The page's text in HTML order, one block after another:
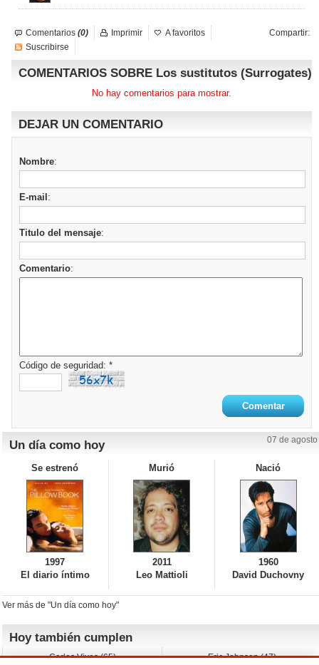
Comentarios (0) Compartir:
Imprimir
A favoritos
Suscribirse
COMENTARIOS SOBRE Los sustitutos (Surrogates)
No hay comentarios para mostrar.
DEJAR UN COMENTARIO
Nombre:
E-mail :
Titulo del mensaje:
Comentario:
Código de seguridad: *
Un día como hoy 07 de agosto
Se estrenó
1997
El diario íntimo
Murió
2011
Leo Mattioli
Nació
1960
David Duchovny
Ver más de "Un día como hoy"
Hoy también cumplen
Carlos Vives (65) Eric Johnson (47)